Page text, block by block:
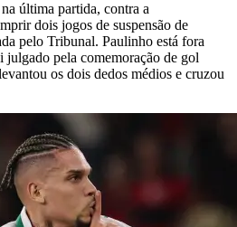
última partida, contra a
dois jogos de suspensão de
pelo Tribunal. Paulinho está fora
pela comemoração de gol
os dois dedos médios e cruzou